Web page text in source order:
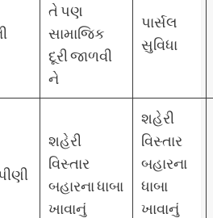
તે પણ
સામાજિક
દૂરી જાળવી
ને
પાર્સલ
સુવિધા
શહેરી
વિસ્તાર
બહારના ધાબા
ખાવાનું
શહેરી
વિસ્તાર
બહારના
ધાબા
ખાવાનું